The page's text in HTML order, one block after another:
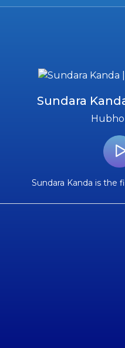
Sundara Kanda
Sundara Kanda is the